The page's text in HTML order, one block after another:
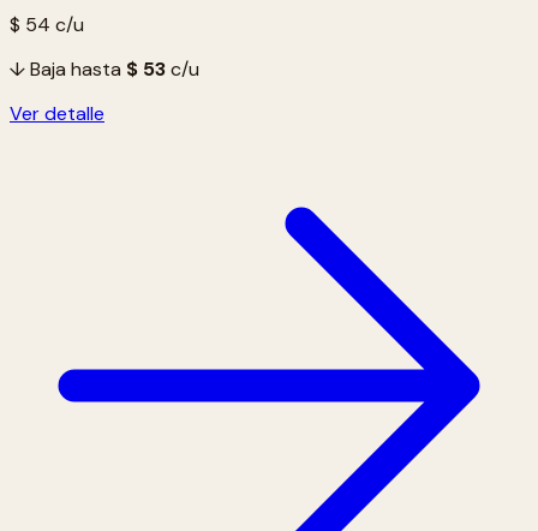
$ 54 c/u
↓ Baja hasta $ 53c/u
Ver detalle